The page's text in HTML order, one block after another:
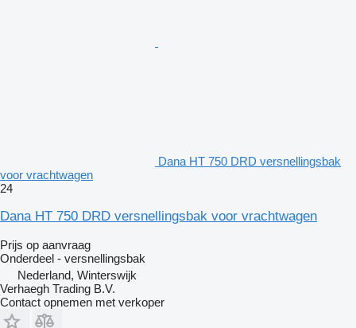
Dana HT 750 DRD versnellingsbak
voor vrachtwagen
24
Dana HT 750 DRD versnellingsbak voor vrachtwagen
Prijs op aanvraag
Onderdeel - versnellingsbak
Nederland, Winterswijk
Verhaegh Trading B.V.
Contact opnemen met verkoper